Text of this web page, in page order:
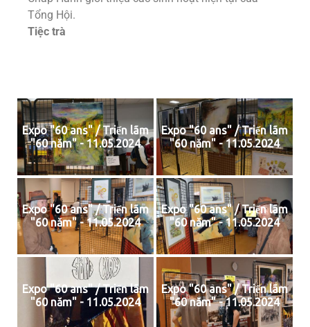
Tổng Hội.
Tiệc trà
Expo "60 ans" / Triển lãm
"60 năm" - 11.05.2024
Expo "60 ans" / Triển lãm
"60 năm" - 11.05.2024
Expo "60 ans" / Triển lãm
"60 năm" - 11.05.2024
Expo "60 ans" / Triển lãm
"60 năm" - 11.05.2024
Expo "60 ans" / Triển lãm
"60 năm" - 11.05.2024
Expo "60 ans" / Triển lãm
"60 năm" - 11.05.2024